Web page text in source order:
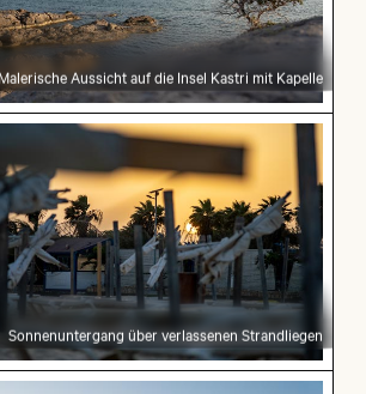
Malerische Aussicht auf die Insel Kastri mit Kapelle
Schutzgebietüber verlassenen
Sonnenuntergang über verlassenen Strandliegen
bei